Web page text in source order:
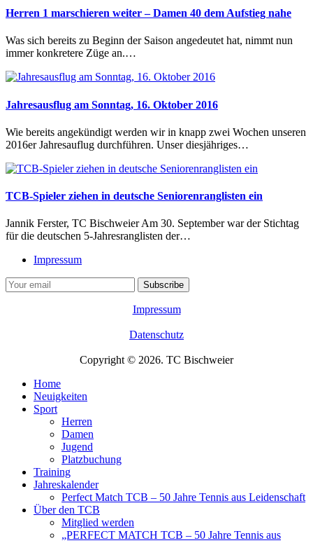
Herren 1 marschieren weiter – Damen 40 dem Aufstieg nahe
Was sich bereits zu Beginn der Saison angedeutet hat, nimmt nun
immer konkretere Züge an.…
Jahresausflug am Sonntag, 16. Oktober 2016
Wie bereits angekündigt werden wir in knapp zwei Wochen unseren
2016er Jahresauflug durchführen. Unser diesjähriges…
TCB-Spieler ziehen in deutsche Seniorenranglisten ein
Jannik Ferster, TC Bischweier Am 30. September war der Stichtag
für die deutschen 5-Jahresranglisten der…
Impressum
Impressum
Datenschutz
Copyright © 2026. TC Bischweier
Home
Neuigkeiten
Sport
Herren
Damen
Jugend
Platzbuchung
Training
Jahreskalender
Perfect Match TCB – 50 Jahre Tennis aus Leidenschaft
Über den TCB
Mitglied werden
„PERFECT MATCH TCB – 50 Jahre Tennis aus